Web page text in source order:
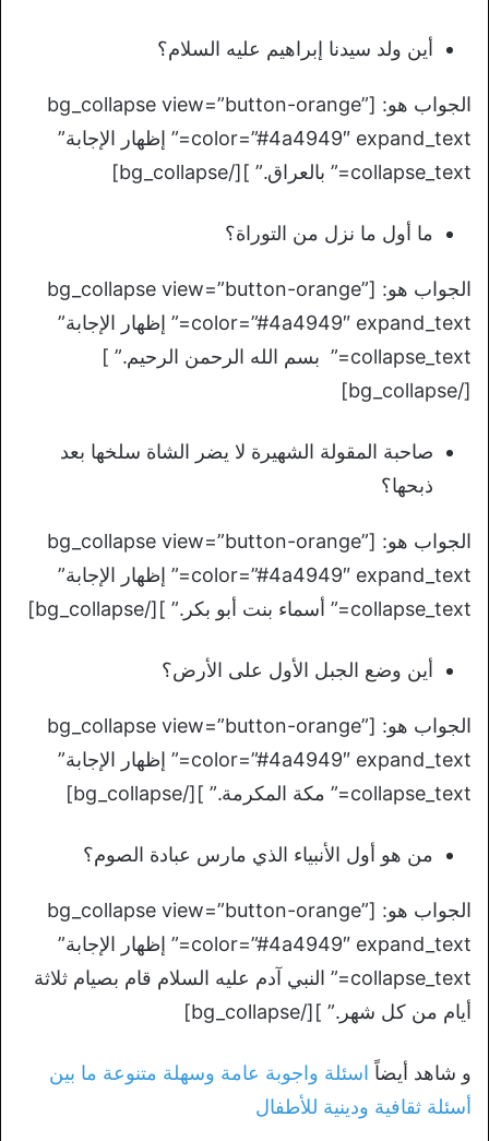
أين ولد سيدنا إبراهيم عليه السلام؟
الجواب هو: [bg_collapse view=”button-orange”
color=”#4a4949″ expand_text=” إظهار الإجابة”
collapse_text=” بالعراق.” ][/bg_collapse]
ما أول ما نزل من التوراة؟
الجواب هو: [bg_collapse view=”button-orange”
color=”#4a4949″ expand_text=” إظهار الإجابة”
collapse_text=” بسم الله الرحمن الرحيم.” ]
[/bg_collapse]
صاحبة المقولة الشهيرة لا يضر الشاة سلخها بعد
ذبحها؟
الجواب هو: [bg_collapse view=”button-orange”
color=”#4a4949″ expand_text=” إظهار الإجابة”
collapse_text=” أسماء بنت أبو بكر.” ][/bg_collapse]
أين وضع الجبل الأول على الأرض؟
الجواب هو: [bg_collapse view=”button-orange”
color=”#4a4949″ expand_text=” إظهار الإجابة”
collapse_text=” مكة المكرمة.” ][/bg_collapse]
من هو أول الأنبياء الذي مارس عبادة الصوم؟
الجواب هو: [bg_collapse view=”button-orange”
color=”#4a4949″ expand_text=” إظهار الإجابة”
collapse_text=” النبي آدم عليه السلام قام بصيام ثلاثة
أيام من كل شهر.” ][/bg_collapse]
و شاهد أيضاً اسئلة واجوبة عامة وسهلة متنوعة ما بين
أسئلة ثقافية ودينية للأطفال